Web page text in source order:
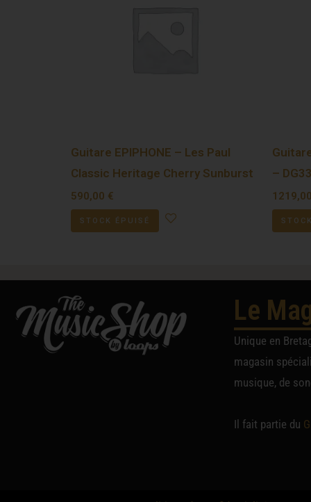
Guitare EPIPHONE – Les Paul
Classic Heritage Cherry Sunburst
590,00 €
STOCK ÉPUISÉ
–
1219,00
Le
Unique en
magasin
musique, de
Il fait partie du